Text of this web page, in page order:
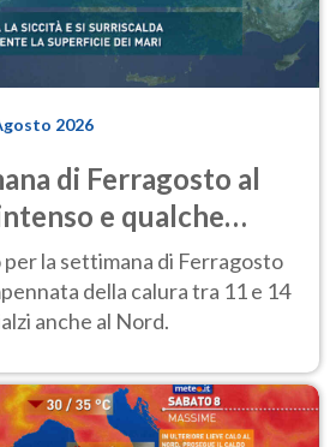
2026
di Ferragosto al
e qualche
la settimana di Ferragosto
della calura tra 11 e 14
anche al Nord.